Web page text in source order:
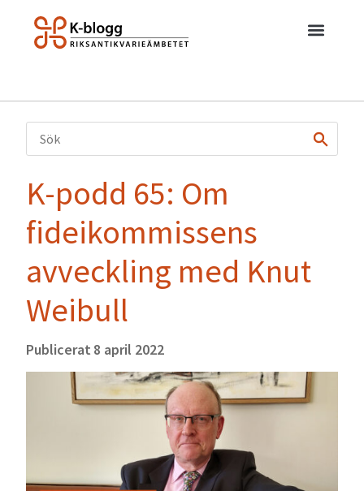
K-podd 65: Om
fideikommissens
avveckling med Knut
Weibull
Publicerat 8 april 2022